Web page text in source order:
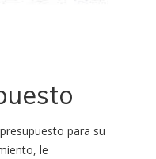
para su
le